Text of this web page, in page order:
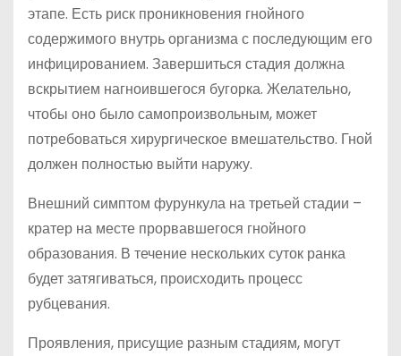
этапе. Есть риск проникновения гнойного
содержимого внутрь организма с последующим его
инфицированием. Завершиться стадия должна
вскрытием нагноившегося бугорка. Желательно,
чтобы оно было самопроизвольным, может
потребоваться хирургическое вмешательство. Гной
должен полностью выйти наружу.
Внешний симптом фурункула на третьей стадии –
кратер на месте прорвавшегося гнойного
образования. В течение нескольких суток ранка
будет затягиваться, происходить процесс
рубцевания.
Проявления, присущие разным стадиям, могут